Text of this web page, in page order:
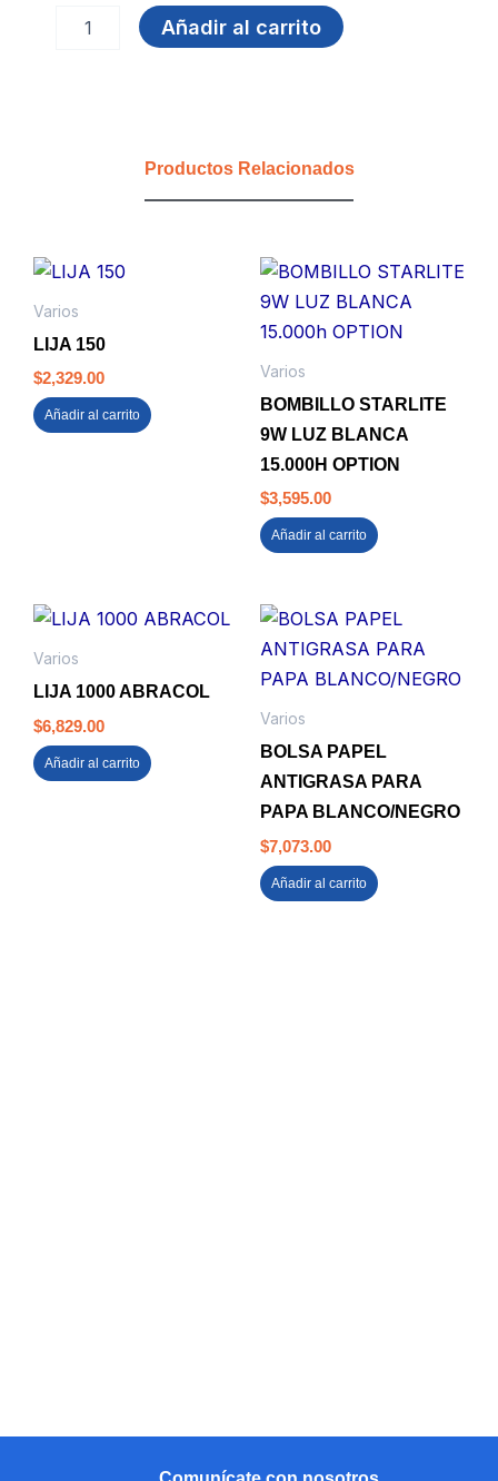
DEMARCACIONAñadir al carrito
Productos Relacionados
Varios
LIJA 150
$2,329.00
Añadir al carrito
Varios
BOMBILLO STARLITE
9W LUZ BLANCA
15.000H OPTION
$3,595.00
Añadir al carrito
Varios
LIJA 1000 ABRACOL
$6,829.00
Añadir al carrito
Varios
BOLSA PAPEL
ANTIGRASA PARA
PAPA BLANCO/NEGRO
$7,073.00
Añadir al carrito